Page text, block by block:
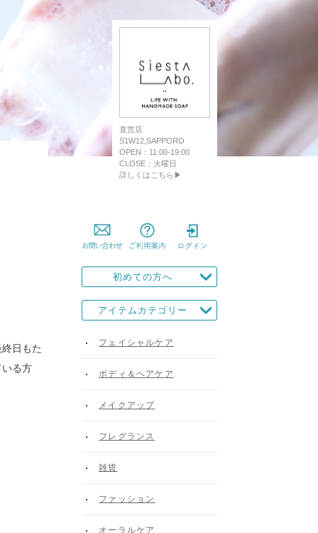
直営店
S1W12,SAPPORO
OPEN：11:00-19:00
CLOSE：火曜日
詳しくはこちら▶
日もた
る方
初めての方へ
アイテムカテゴリー
フェイシャルケア
ボディ＆ヘアケア
メイクアップ
フレグランス
雑貨
ファッション
オーラルケア